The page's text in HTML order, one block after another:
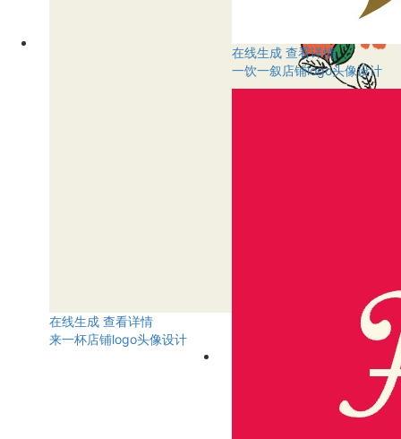
在线生成 查看详情
来一杯店铺logo头像设计
在线生成 查看详情
一饮一叙店铺logo头像设计